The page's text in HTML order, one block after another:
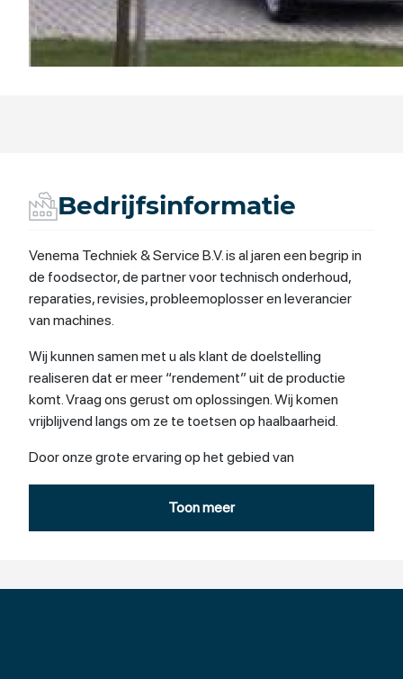
Bedrijfsinformatie
Venema Techniek & Service B.V. is al jaren een begrip in
de foodsector, de partner voor technisch onderhoud,
reparaties, revisies, probleemoplosser en leverancier
van machines.
Wij kunnen samen met u als klant de doelstelling
realiseren dat er meer “rendement” uit de productie
komt. Vraag ons gerust om oplossingen. Wij komen
vrijblijvend langs om ze te toetsen op haalbaarheid.
Door onze grote ervaring op het gebied van
inzake het optimaliseren van uw bestaande
Toon meer